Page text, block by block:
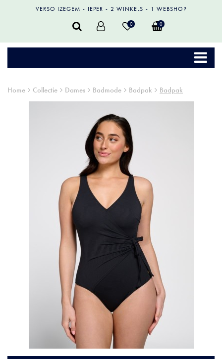
VERSO IZEGEM IEPER 2 WINKELS 1 WEBSHOP
0 0
Home Collectie Dames Badmode Badpak Badpak